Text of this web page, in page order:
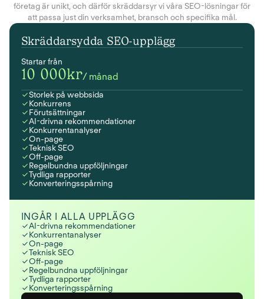
företag är unikt, och därför skräddarsyr vi våra SEO-lösningar för
att passa just din verksamhet, bransch och specifika mål.
Skräddarsydda SEO-upplägg
Startar från
10 000kr/ månad
Storlek på webbsida
Konkurrens
Förutsättningar
AI-drivna rekommendationer
Konkurrentanalyser
On-page
Teknisk SEO
Off-page
Regelbundna uppföljningar
Tydliga rapporter
Konverteringsspårning
INGÅR I ALLA UPPLÄGG
AI-drivna rekommendationer
Konkurrentanalyser
On-page
Teknisk SEO
Off-page
Regelbundna uppföljningar
Tydliga rapporter
Konverteringsspårning